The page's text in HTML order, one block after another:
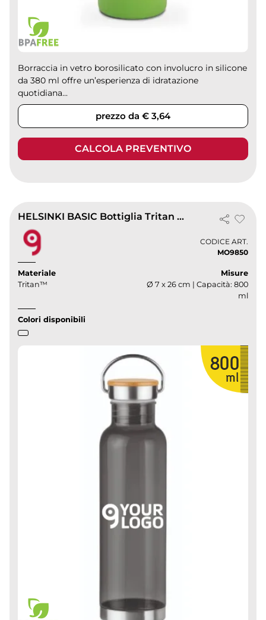
Borraccia in vetro borosilicato con involucro in silicone
da 380 ml offre un’esperienza di idratazione
quotidiana...
prezzo da € 3,64
CALCOLA PREVENTIVO
HELSINKI BASIC Bottiglia Tritan 800ml Bambù e Acciaio Antigoccia
CODICE ART.
MO9850
Materiale
Tritan™
Misure
Ø 7 x 26 cm | Capacità: 800
ml
Colori disponibili